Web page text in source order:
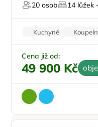
Na horách
20 osob 14 lůžek
Kuchyně
Nekuřácký objekt
Cena již od:
49 900 Kč